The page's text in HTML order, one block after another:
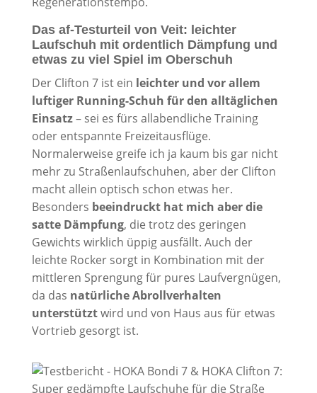
Das af-Testurteil von Veit: leichter
Laufschuh mit ordentlich Dämpfung und
etwas zu viel Spiel im Oberschuh
Der Clifton 7 ist ein leichter und vor allem
luftiger Running-Schuh für den alltäglichen
Einsatz– sei es fürs allabendliche Training
oder entspannte Freizeitausflüge.
Normalerweise greife ich ja kaum bis gar nicht
mehr zu Straßenlaufschuhen, aber der Clifton
macht allein optisch schon etwas her.
Besonders beeindruckt hat mich aber die
satte Dämpfung, die trotz des geringen
Gewichts wirklich üppig ausfällt. Auch der
leichte Rocker sorgt in Kombination mit der
mittleren Sprengung für pures Laufvergnügen,
da das natürliche Abrollverhalten
unterstütztwird und von Haus aus für etwas
Vortrieb gesorgt ist.